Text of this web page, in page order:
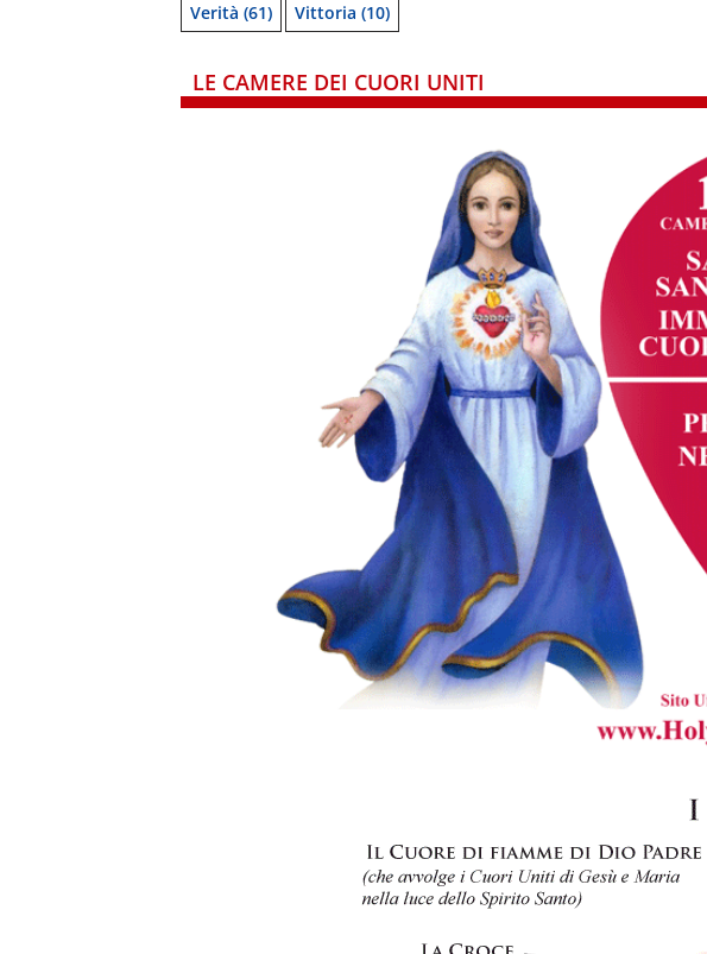
Verità (61) Vittoria (10)
LE CAMERE DEI CUORI UNITI